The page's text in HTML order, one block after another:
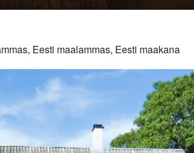
Eesti maalammas, Eesti maakana